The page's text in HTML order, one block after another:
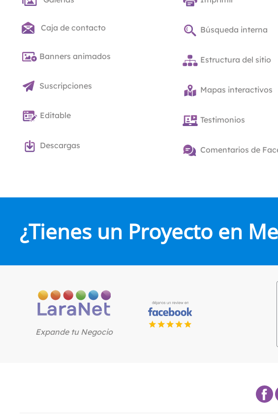
Caja de contacto
Banners animados
Suscripciones
Editable
Descargas
Búsqueda interna
Estructura del sitio
Mapas interactivos
Testimonios
Comentarios de
¿Tienes un Proyecto en
Expande tu Negocio